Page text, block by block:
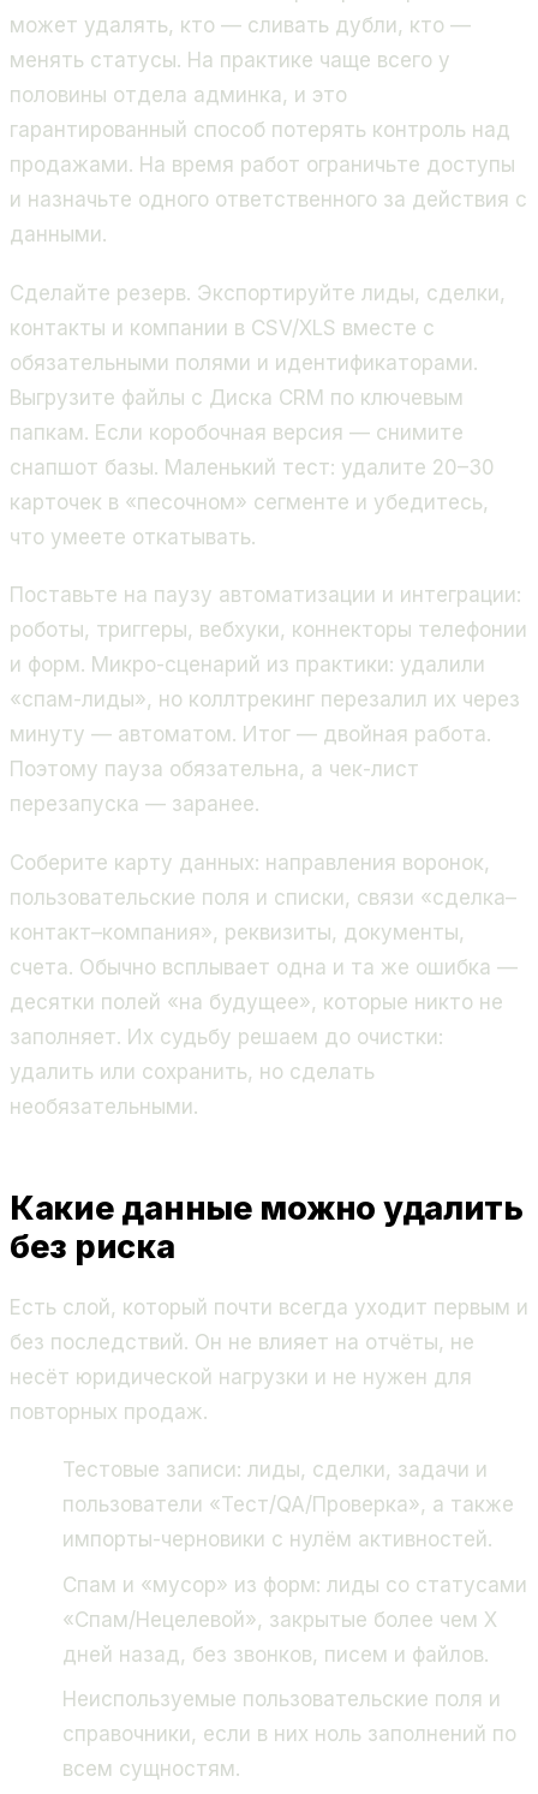
может удалять, кто — сливать дубли, кто —
менять статусы. На практике чаще всего у
половины отдела админка, и это
гарантированный способ потерять контроль над
продажами. На время работ ограничьте доступы
и назначьте одного ответственного за действия с
данными.
Сделайте резерв. Экспортируйте лиды, сделки,
контакты и компании в CSV/XLS вместе с
обязательными полями и идентификаторами.
Выгрузите файлы с Диска CRM по ключевым
папкам. Если коробочная версия — снимите
снапшот базы. Маленький тест: удалите 20–30
карточек в «песочном» сегменте и убедитесь,
что умеете откатывать.
Поставьте на паузу автоматизации и интеграции:
роботы, триггеры, вебхуки, коннекторы телефонии
и форм. Микро-сценарий из практики: удалили
«спам-лиды», но коллтрекинг перезалил их через
минуту — автоматом. Итог — двойная работа.
Поэтому пауза обязательна, а чек-лист
перезапуска — заранее.
Соберите карту данных: направления воронок,
пользовательские поля и списки, связи «сделка–
контакт–компания», реквизиты, документы,
счета. Обычно всплывает одна и та же ошибка —
десятки полей «на будущее», которые никто не
заполняет. Их судьбу решаем до очистки:
удалить или сохранить, но сделать
необязательными.
Какие данные можно удалить
без риска
Есть слой, который почти всегда уходит первым и
без последствий. Он не влияет на отчёты, не
несёт юридической нагрузки и не нужен для
повторных продаж.
Тестовые записи: лиды, сделки, задачи и
пользователи «Тест/QA/Проверка», а также
импорты-черновики с нулём активностей.
Спам и «мусор» из форм: лиды со статусами
«Спам/Нецелевой», закрытые более чем X
дней назад, без звонков, писем и файлов.
Неиспользуемые пользовательские поля и
справочники, если в них ноль заполнений по
всем сущностям.